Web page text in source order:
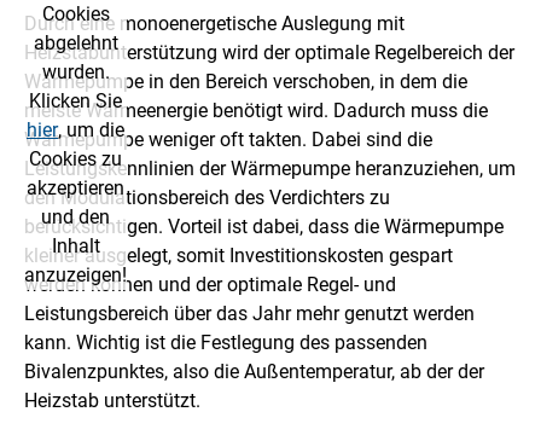
Cookies
abgelehnt
wurden.
Klicken Sie
hier, um die
Cookies zu
akzeptieren
und den
Inhalt
anzuzeigen!
Durch eine monoenergetische Auslegung mit
Heizstabunterstützung wird der optimale Regelbereich der
Wärmepumpe in den Bereich verschoben, in dem die
meiste Wärmeenergie benötigt wird. Dadurch muss die
Wärmepumpe weniger oft takten. Dabei sind die
Leistungskennlinien der Wärmepumpe heranzuziehen, um
den Modulationsbereich des Verdichters zu
berücksichtigen. Vorteil ist dabei, dass die Wärmepumpe
kleiner ausgelegt, somit Investitionskosten gespart
werden können und der optimale Regel- und
Leistungsbereich über das Jahr mehr genutzt werden
kann. Wichtig ist die Festlegung des passenden
Bivalenzpunktes, also die Außentemperatur, ab der der
Heizstab unterstützt.